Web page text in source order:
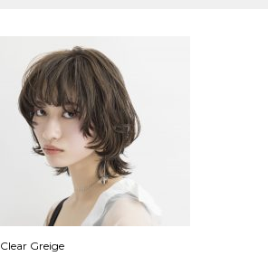
Clear Greige